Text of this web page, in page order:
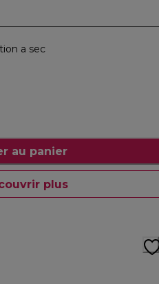
a sec
au panier
plus